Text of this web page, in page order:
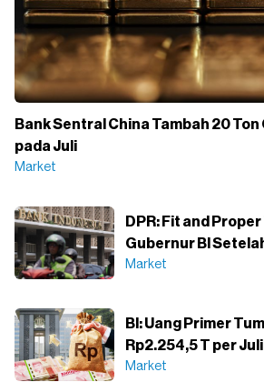
Bank Sentral China Tambah 20
pada Juli
Market
DPR: Fit and
Gubernur BI
Market
BI: Uang Primer
Rp2.254,5 T per
Market